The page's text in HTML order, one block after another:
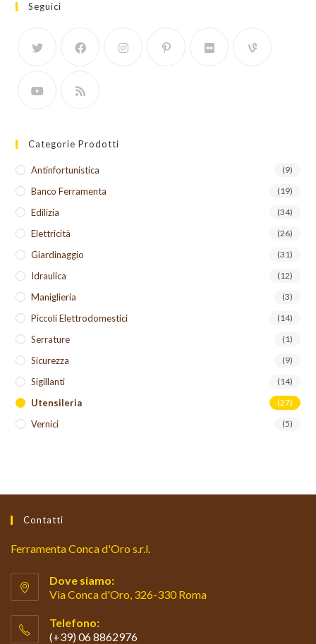
Seguici
Categorie Prodotti
Antinfortunistica (9)
Banco Ferramenta (19)
Edilizia (34)
Elettricità (26)
Giardinaggio (31)
Idraulica (12)
Maniglieria (3)
Piccoli Elettrodomestici (14)
Serrature (1)
Sicurezza (9)
Sigillanti (14)
Utensileria (27)
Vernici (5)
Contatti
Ferramenta Conca d'Oro s.r.l.
Dove siamo:
Via Conca d'Oro, 326-330 Roma
Telefono:
(+39) 06 8862976